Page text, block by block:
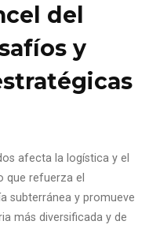
del
y
afecta la logística y el
que refuerza el
subterránea y promueve
más diversificada y de